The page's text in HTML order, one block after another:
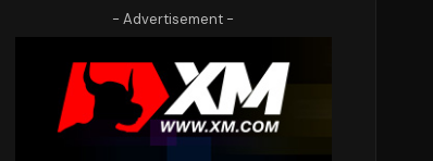
- Advertisement -